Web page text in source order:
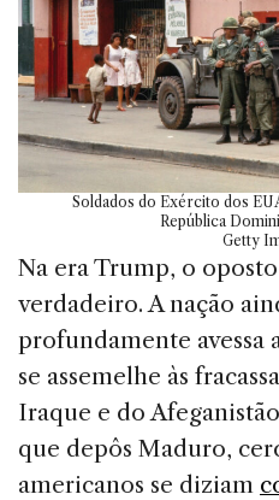
Soldados do Exército dos
República
Getty
Na era Trump, o
verdadeiro. A nação
profundamente avessa
se assemelhe às
Iraque e do
que depôs Maduro,
americanos se diziam